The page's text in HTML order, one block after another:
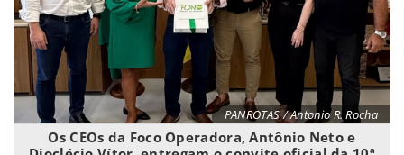
PANROTAS / Antonio R. Rocha
Os CEOs da Foco Operadora, Antônio Neto e